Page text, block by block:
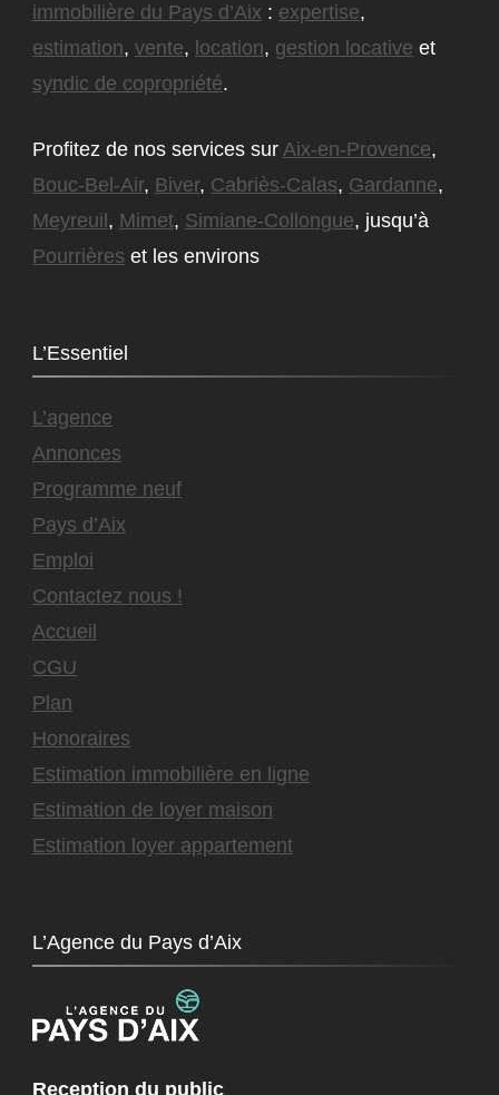
immobilière du Pays d’Aix : expertise,
estimation, vente, location, gestion locative et
syndic de copropriété.
Profitez de nos services sur Aix-en-Provence,
Bouc-Bel-Air, Biver, Cabriès-Calas, Gardanne,
Meyreuil , Mimet, Simiane-Collongue, jusqu’à
Pourrières et les environs
L’Essentiel
L’agence
Annonces
Programme neuf
Pays d’Aix
Emploi
Contactez nous !
Accueil
CGU
Plan
Honoraires
Estimation immobilière en ligne
Estimation de loyer maison
Estimation loyer appartement
L’Agence du Pays d’Aix
Reception du public